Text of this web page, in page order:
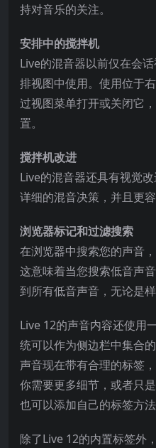
持对音乐的关注。
安排中的搅拌机
Live的混音器以前仅在会
排视图中使用。使用位于
过视图菜单打开或关闭它
置。
搅拌机改进
Live的混音器还具有视觉
详细的混音决策，并且更容
浏览器标记和过滤搜索
在浏览器中搜索您的声音
这意味着当您搜索低音声
到所有低音声音，无论是样
Live 12的声音内容还使用
统可以作为侧边栏中集合
声音现在带有合理的标签
你需要更多细节，或者只
也可以添加自己的标签方法
除了Live 12的内置标签外